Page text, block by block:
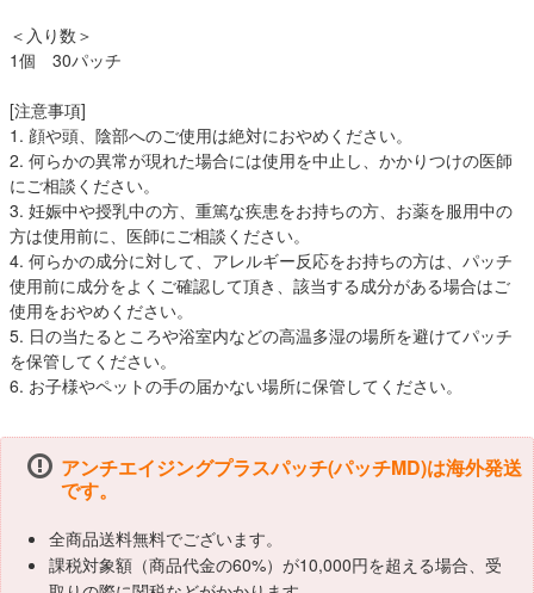
＜入り数＞
1個 30パッチ
[注意事項]
1. 顔や頭、陰部へのご使用は絶対におやめください。
2. 何らかの異常が現れた場合には使用を中止し、かかりつけの医師
にご相談ください。
3. 妊娠中や授乳中の方、重篤な疾患をお持ちの方、お薬を服用中の
方は使用前に、医師にご相談ください。
4. 何らかの成分に対して、アレルギー反応をお持ちの方は、パッチ
使用前に成分をよくご確認して頂き、該当する成分がある場合はご
使用をおやめください。
5. 日の当たるところや浴室内などの高温多湿の場所を避けてパッチ
を保管してください。
6. お子様やペットの手の届かない場所に保管してください。
アンチエイジングプラスパッチ(パッチMD)は海外発送
です。
全商品送料無料でございます。
課税対象額（商品代金の60%）が10,000円を超える場合、受